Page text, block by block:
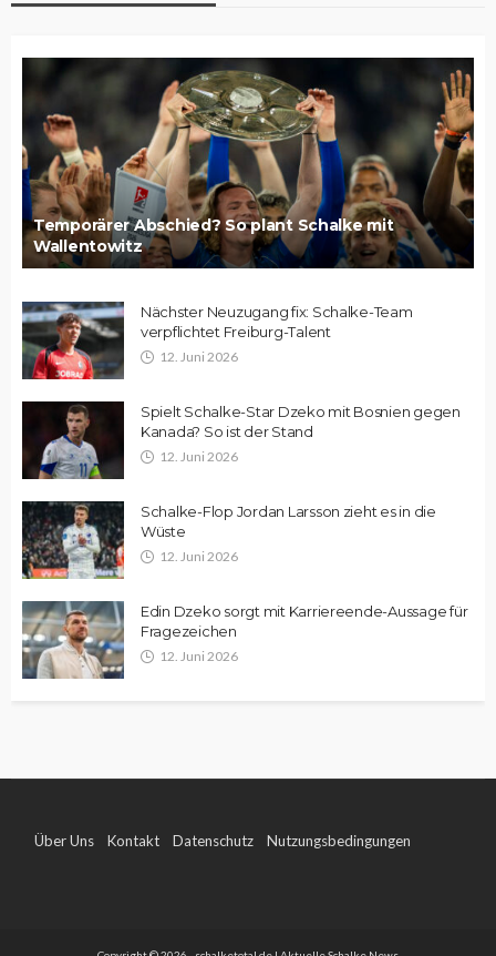
Temporärer Abschied? So plant Schalke mit
Wallentowitz
Nächster Neuzugang fix: Schalke-Team
verpflichtet Freiburg-Talent
12. Juni 2026
Spielt Schalke-Star Dzeko mit Bosnien gegen
Kanada? So ist der Stand
12. Juni 2026
Schalke-Flop Jordan Larsson zieht es in die
Wüste
12. Juni 2026
Edin Dzeko sorgt mit Karriereende-Aussage für
Fragezeichen
12. Juni 2026
Über Uns Kontakt Datenschutz Nutzungsbedingungen